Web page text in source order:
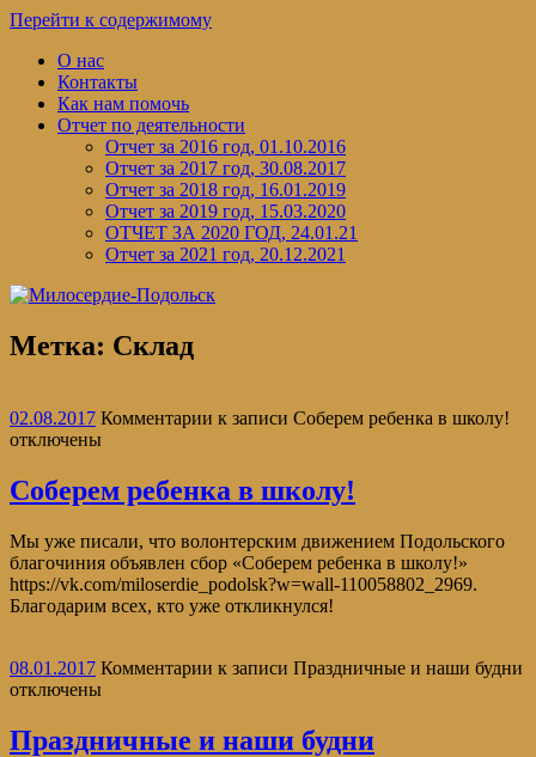
Перейти к содержимому
О нас
Контакты
Как нам помочь
Отчет по деятельности
Отчет за 2016 год, 01.10.2016
Отчет за 2017 год, 30.08.2017
Отчет за 2018 год, 16.01.2019
Отчет за 2019 год, 15.03.2020
ОТЧЕТ ЗА 2020 ГОД, 24.01.21
Отчет за 2021 год, 20.12.2021
Метка: Склад
02.08.2017 Комментарии к записи Соберем ребенка в школу!
отключены
Соберем ребенка в школу!
Мы уже писали, что волонтерским движением Подольского
благочиния объявлен сбор «Соберем ребенка в школу!»
https://vk.com/miloserdie_podolsk?w=wall-110058802_2969.
Благодарим всех, кто уже откликнулся!
08.01.2017 Комментарии к записи Праздничные и наши будни
отключены
Праздничные и наши будни